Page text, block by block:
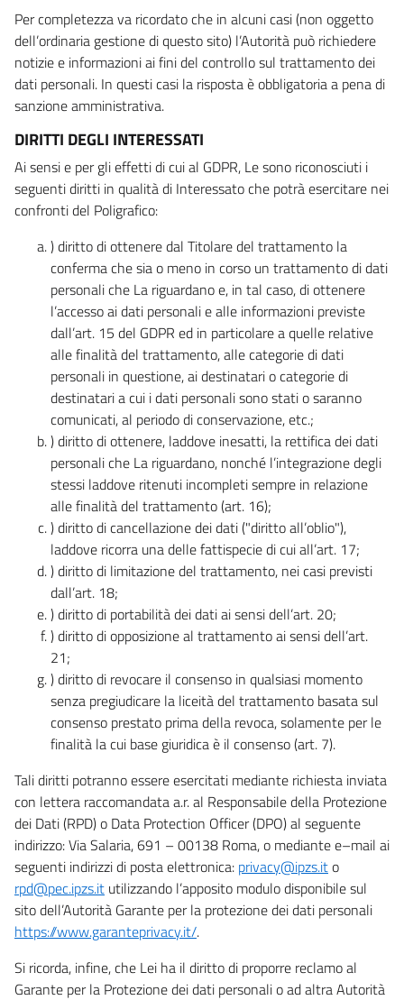
Per completezza va ricordato che in alcuni casi (non oggetto
dell’ordinaria gestione di questo sito) l’Autorità può richiedere
notizie e informazioni ai fini del controllo sul trattamento dei
dati personali. In questi casi la risposta è obbligatoria a pena di
sanzione amministrativa.
DIRITTI DEGLI INTERESSATI
Ai sensi e per gli effetti di cui al GDPR, Le sono riconosciuti i
seguenti diritti in qualità di Interessato che potrà esercitare nei
confronti del Poligrafico:
) diritto di ottenere dal Titolare del trattamento la
conferma che sia o meno in corso un trattamento di dati
personali che La riguardano e, in tal caso, di ottenere
l’accesso ai dati personali e alle informazioni previste
dall’art. 15 del GDPR ed in particolare a quelle relative
alle finalità del trattamento, alle categorie di dati
personali in questione, ai destinatari o categorie di
destinatari a cui i dati personali sono stati o saranno
comunicati, al periodo di conservazione, etc.;
) diritto di ottenere, laddove inesatti, la rettifica dei dati
personali che La riguardano, nonché l’integrazione degli
stessi laddove ritenuti incompleti sempre in relazione
alle finalità del trattamento (art. 16);
) diritto di cancellazione dei dati ("diritto all’oblio"),
laddove ricorra una delle fattispecie di cui all’art. 17;
) diritto di limitazione del trattamento, nei casi previsti
dall’art. 18;
) diritto di portabilità dei dati ai sensi dell’art. 20;
) diritto di opposizione al trattamento ai sensi dell’art.
21;
) diritto di revocare il consenso in qualsiasi momento
senza pregiudicare la liceità del trattamento basata sul
consenso prestato prima della revoca, solamente per le
finalità la cui base giuridica è il consenso (art. 7).
Tali diritti potranno essere esercitati mediante richiesta inviata
con lettera raccomandata a.r. al Responsabile della Protezione
dei Dati (RPD) o Data Protection Officer (DPO) al seguente
indirizzo: Via Salaria, 691 – 00138 Roma, o mediante e–mail ai
seguenti indirizzi di posta elettronica: privacy@ipzs.ito
rpd@pec.ipzs.it utilizzando l’apposito modulo disponibile sul
sito dell’Autorità Garante per la protezione dei dati personali
https://www.garanteprivacy.it/.
Si ricorda, infine, che Lei ha il diritto di proporre reclamo al
Garante per la Protezione dei dati personali o ad altra Autorità